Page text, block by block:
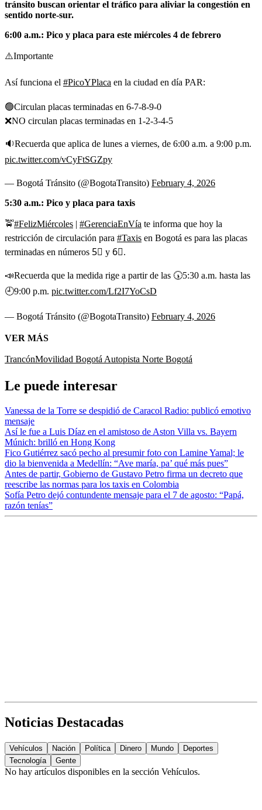
tránsito buscan orientar el tráfico para aliviar la congestión en
sentido norte-sur.
6:00 a.m.: Pico y placa para este miércoles 4 de febrero
⚠️Importante
Así funciona el #PicoYPlaca en la ciudad en día PAR:
🟢Circulan placas terminadas en 6-7-8-9-0
❌NO circulan placas terminadas en 1-2-3-4-5
🔉Recuerda que aplica de lunes a viernes, de 6:00 a.m. a 9:00 p.m.
pic.twitter.com/vCyFtSGZpy
— Bogotá Tránsito (@BogotaTransito) February 4, 2026
5:30 a.m.: Pico y placa para taxis
🚖#FelizMiércoles | #GerenciaEnVía te informa que hoy la
restricción de circulación para #Taxis en Bogotá es para las placas
terminadas en números 5⃣ y 6⃣.
📣Recuerda que la medida rige a partir de las 🕠5:30 a.m. hasta las
🕘9:00 p.m. pic.twitter.com/Lf2I7YoCsD
— Bogotá Tránsito (@BogotaTransito) February 4, 2026
VER MÁS
TrancónMovilidad Bogotá Autopista Norte Bogotá
Le puede interesar
Vanessa de la Torre se despidió de Caracol Radio: publicó emotivo
mensaje
Así le fue a Luis Díaz en el amistoso de Aston Villa vs. Bayern
Múnich: brilló en Hong Kong
Fico Gutiérrez sacó pecho al presumir foto con Lamine Yamal; le
dio la bienvenida a Medellín: “Ave maría, pa’ qué más pues”
Antes de partir, Gobierno de Gustavo Petro firma un decreto que
reescribe las normas para los taxis en Colombia
Sofía Petro dejó contundente mensaje para el 7 de agosto: “Papá,
razón tenías”
Noticias Destacadas
Vehículos Nación Política Dinero Mundo
Deportes
Tecnología
Gente
No hay artículos disponibles en la sección Vehículos.